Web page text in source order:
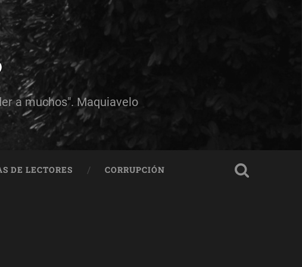
a muchos". Maquiavelo
DE LECTORES CORRUPCIÓN